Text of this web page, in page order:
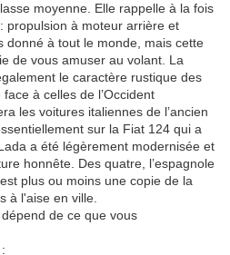
moyenne. Elle rappelle à la fois
propulsion à moteur arrière et
donné à tout le monde, mais cette
de vous amuser au volant. La
le caractère rustique des
à celles de l’Occident
les voitures italiennes de l’ancien
sur la Fiat 124 qui a
a été légèrement modernisée et
honnête. Des quatre, l’espagnole
plus ou moins une copie de la
à l'aise en ville.
de ce que vous